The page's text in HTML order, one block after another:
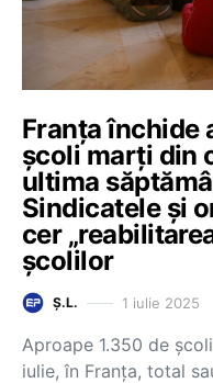
Franța închide
școli marți din
ultima
Sindicatele și
cer
școlilor
Ș.L. 1 iulie 2025
Aproape 1.350 de
iulie, în Franța, total